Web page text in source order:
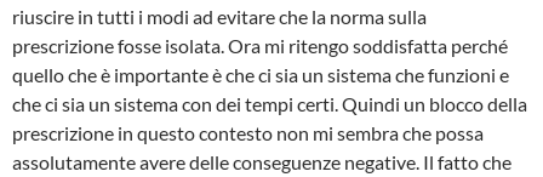
riuscire in tutti i modi ad evitare che la norma sulla
prescrizione fosse isolata. Ora mi ritengo soddisfatta perché
quello che è importante è che ci sia un sistema che funzioni e
che ci sia un sistema con dei tempi certi. Quindi un blocco della
prescrizione in questo contesto non mi sembra che possa
assolutamente avere delle conseguenze negative. Il fatto che